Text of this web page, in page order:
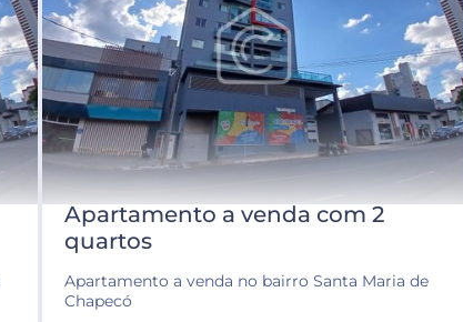
Apartamento a venda com 2
quartos
Apartamento a venda no bairro Santa Maria de
Chapecó